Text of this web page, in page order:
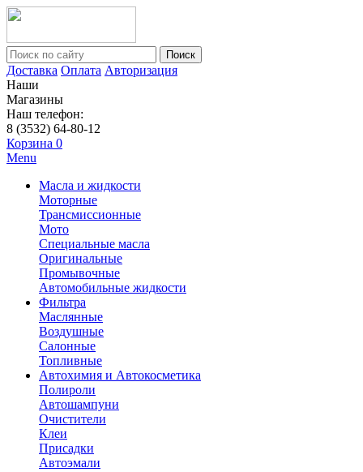
Поиск
Доставка Оплата Авторизация
Наши
Магазины
Наш телефон:
8 (3532) 64-80-12
Корзина 0
Menu
Масла и жидкости
Моторные
Трансмиссионные
Мото
Специальные масла
Оригинальные
Промывочные
Автомобильные жидкости
Фильтра
Маслянные
Воздушные
Салонные
Топливные
Автохимия и Автокосметика
Полироли
Автошампуни
Очистители
Клеи
Присадки
Автоэмали